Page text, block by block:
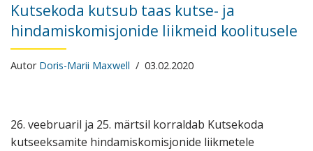
Kutsekoda kutsub taas kutse- ja
hindamiskomisjonide liikmeid koolitusele
Autor Doris-Marii Maxwell 03.02.2020
26. veebruaril ja 25. märtsil korraldab Kutsekoda
kutseeksamite hindamiskomisjonide liikmetele